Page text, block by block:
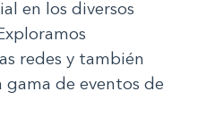
en los diversos
redes y también
gama de eventos de